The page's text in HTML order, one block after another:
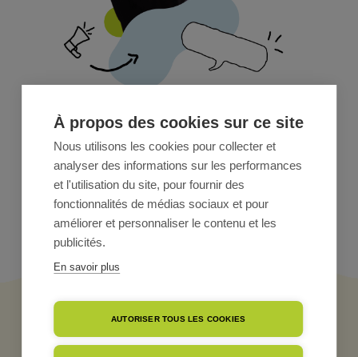
À propos des cookies sur ce site
Nous utilisons les cookies pour collecter et
analyser des informations sur les performances
et l'utilisation du site, pour fournir des
fonctionnalités de médias sociaux et pour
améliorer et personnaliser le contenu et les
publicités.
En savoir plus
AUTORISER TOUS LES COOKIES
L'ESPRIT
BIOLAIT